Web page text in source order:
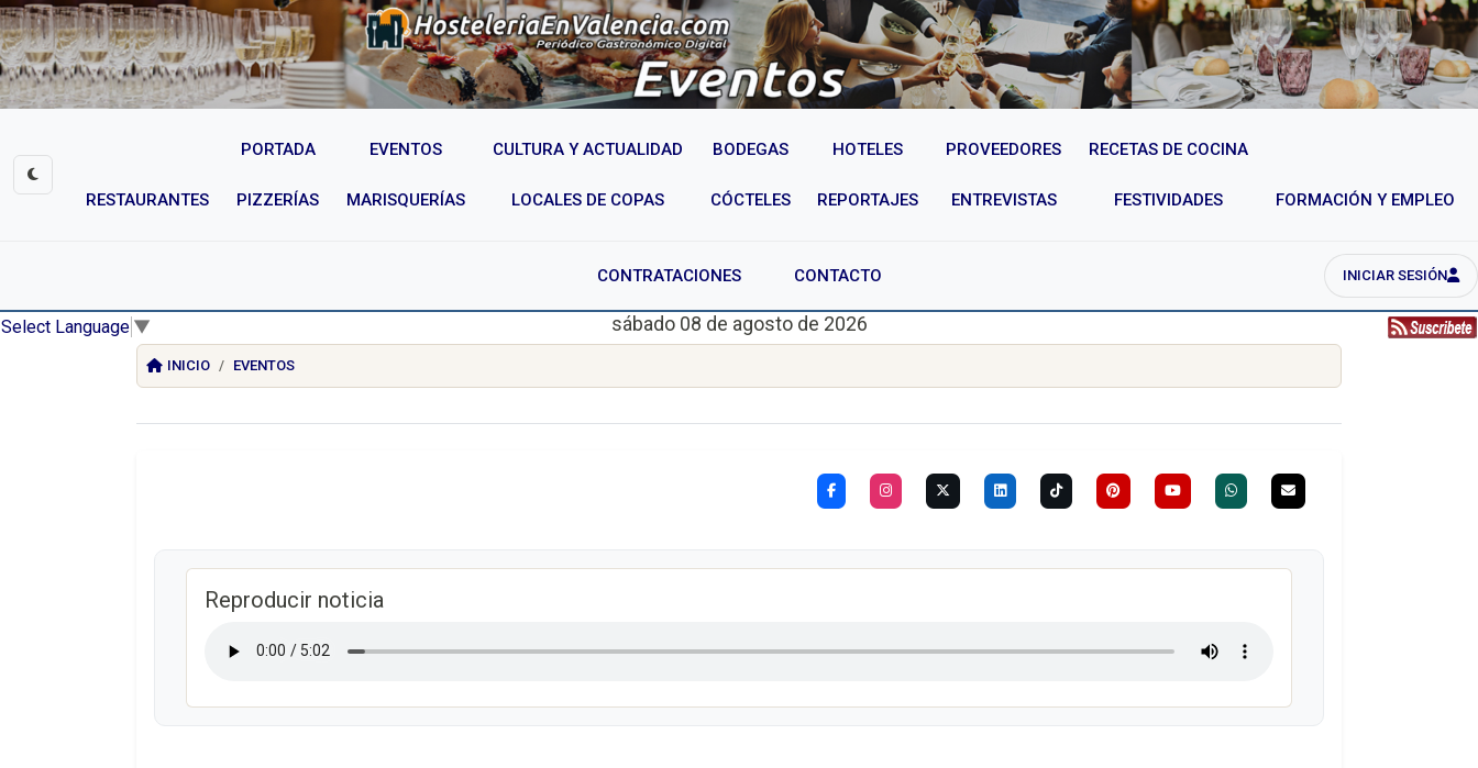
PORTADA EVENTOS CULTURA Y ACTUALIDAD BODEGAS HOTELES PROVEEDORES RECETAS DE COCINA
RESTAURANTES PIZZERÍAS MARISQUERÍAS LOCALES DE COPAS CÓCTELES REPORTAJES ENTREVISTAS FESTIVIDADES FORMACIÓN Y EMPLEO
CONTRATACIONES CONTACTO INICIAR SESIÓN
Select Language ▼ sábado 08 de agosto de 2026
INICIO EVENTOS
Reproducir noticia